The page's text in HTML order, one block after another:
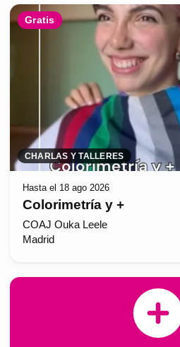
Gratis
CHARLAS Y TALLERES
Hasta el 18 ago 2026
Colorimetría y +
COAJ Ouka Leele
Madrid